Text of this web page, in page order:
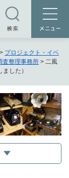
> プロジェクト・イベ
査整理事務所 > 二風
した）